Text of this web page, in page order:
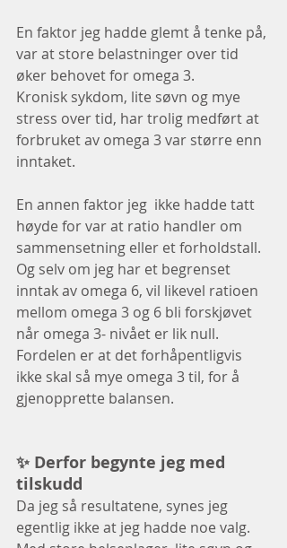
En faktor jeg hadde glemt å tenke på,
var at store belastninger over tid
øker behovet for omega 3.
Kronisk sykdom, lite søvn og mye
stress over tid, har trolig medført at
forbruket av omega 3 var større enn
inntaket.
En annen faktor jeg  ikke hadde tatt
høyde for var at ratio handler om
sammensetning eller et forholdstall.
Og selv om jeg har et begrenset
inntak av omega 6, vil likevel ratioen
mellom omega 3 og 6 bli forskjøvet
når omega 3- nivået er lik null.
Fordelen er at det forhåpentligvis
ikke skal så mye omega 3 til, for å
gjenopprette balansen.
✨ Derfor begynte jeg med
tilskudd
Da jeg så resultatene, synes jeg
egentlig ikke at jeg hadde noe valg.